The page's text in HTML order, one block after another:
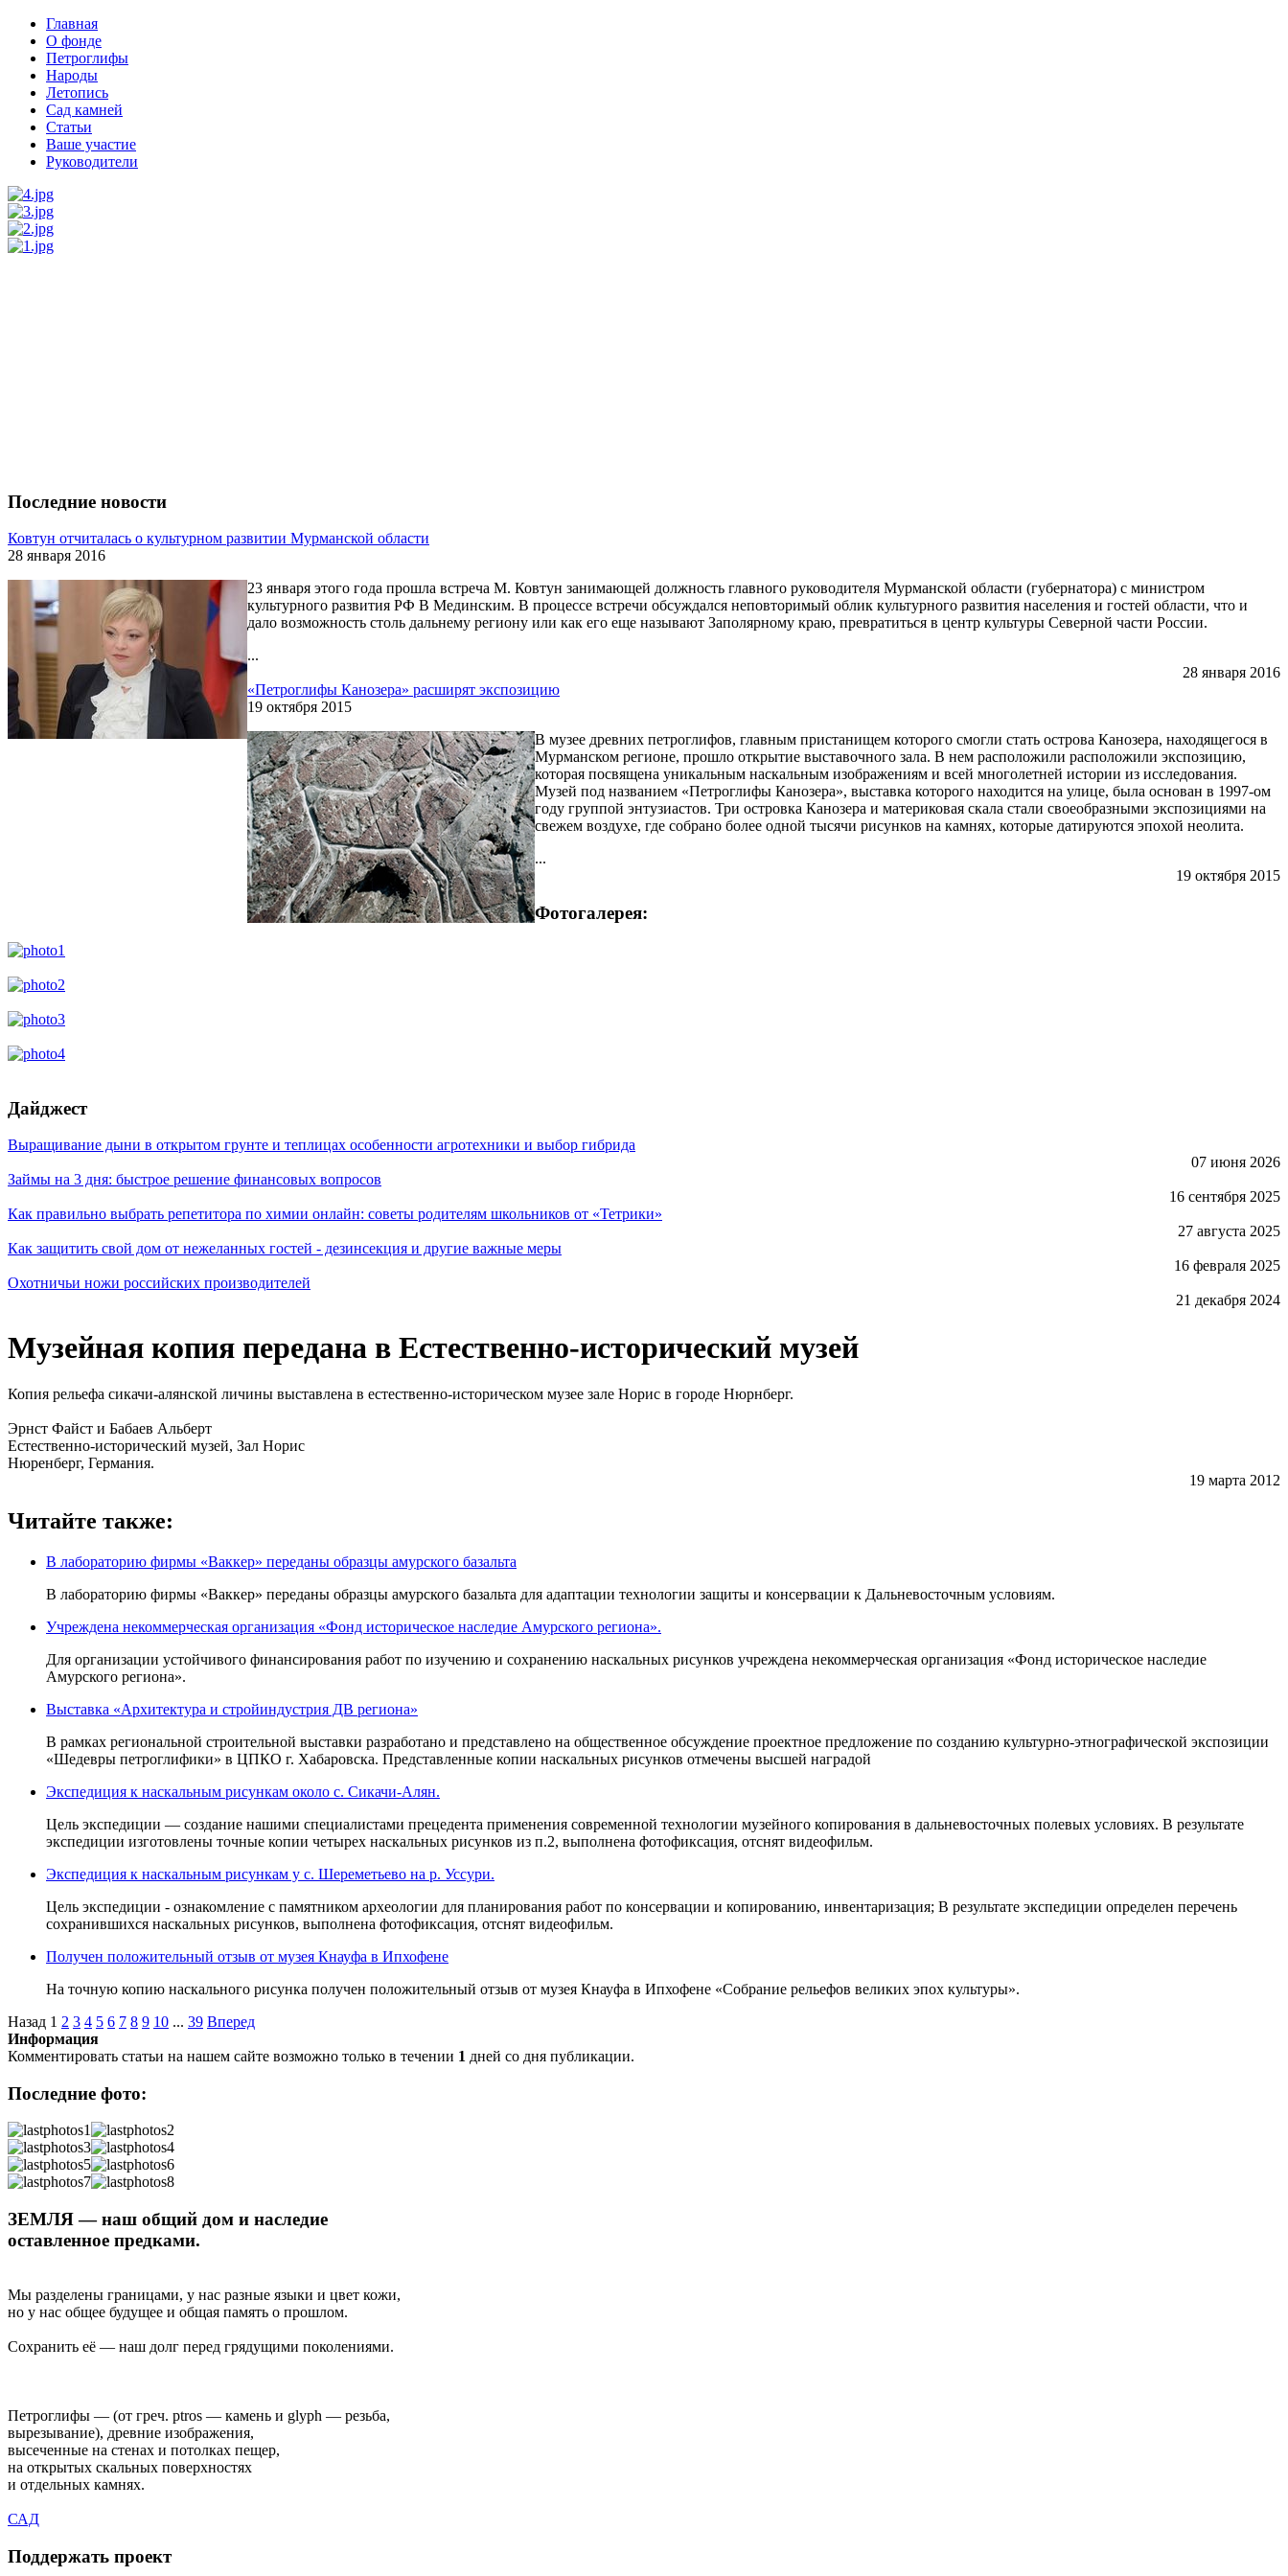
Главная
О фонде
Петроглифы
Народы
Летопись
Сад камней
Статьи
Ваше участие
Руководители
Последние новости
Ковтун отчиталась о культурном развитии Мурманской области
28 января 2016
23 января этого года прошла встреча М. Ковтун занимающей должность главного руководителя Мурманской области (губернатора) с министром
культурного развития РФ В Мединским. В процессе встречи обсуждался неповторимый облик культурного развития населения и гостей области, что и
дало возможность столь дальнему региону или как его еще называют Заполярному краю, превратиться в центр культуры Северной части России.
...
28 января 2016
«Петроглифы Канозера» расширят экспозицию
19 октября 2015
В музее древних петроглифов, главным пристанищем которого смогли стать острова Канозера, находящегося в
Мурманском регионе, прошло открытие выставочного зала. В нем расположили расположили экспозицию,
которая посвящена уникальным наскальным изображениям и всей многолетней истории из исследования.
Музей под названием «Петроглифы Канозера», выставка которого находится на улице, была основан в 1997-ом
году группой энтузиастов. Три островка Канозера и материковая скала стали своеобразными экспозициями на
свежем воздухе, где собрано более одной тысячи рисунков на камнях, которые датируются эпохой неолита.
...
19 октября 2015
Фотогалерея:
Дайджест
Выращивание дыни в открытом грунте и теплицах особенности агротехники и выбор гибрида
07 июня 2026
Займы на 3 дня: быстрое решение финансовых вопросов
16 сентября 2025
Как правильно выбрать репетитора по химии онлайн: советы родителям школьников от «Тетрики»
27 августа 2025
Как защитить свой дом от нежеланных гостей - дезинсекция и другие важные меры
16 февраля 2025
Охотничьи ножи российских производителей
21 декабря 2024
Музейная копия передана в Естественно-исторический музей
Копия рельефа сикачи-алянской личины выставлена в естественно-историческом музее зале Норис в городе Нюрнберг.
Эрнст Файст и Бабаев Альберт
Естественно-исторический музей, Зал Норис
Нюренберг, Германия.
19 марта 2012
Читайте также:
В лабораторию фирмы «Ваккер» переданы образцы амурского базальта
В лабораторию фирмы «Ваккер» переданы образцы амурского базальта для адаптации технологии защиты и консервации к Дальневосточным условиям.
Учреждена некоммерческая организация «Фонд историческое наследие Амурского региона».
Для организации устойчивого финансирования работ по изучению и сохранению наскальных рисунков учреждена некоммерческая организация «Фонд историческое наследие
Амурского региона».
Выставка «Архитектура и стройиндустрия ДВ региона»
В рамках региональной строительной выставки разработано и представлено на общественное обсуждение проектное предложение по созданию культурно-этнографической экспозиции
«Шедевры петроглифики» в ЦПКО г. Хабаровска. Представленные копии наскальных рисунков отмечены высшей наградой
Экспедиция к наскальным рисункам около с. Сикачи-Алян.
Цель экспедиции — создание нашими специалистами прецедента применения современной технологии музейного копирования в дальневосточных полевых условиях. В результате
экспедиции изготовлены точные копии четырех наскальных рисунков из п.2, выполнена фотофиксация, отснят видеофильм.
Экспедиция к наскальным рисункам у с. Шереметьево на р. Уссури.
Цель экспедиции - ознакомление с памятником археологии для планирования работ по консервации и копированию, инвентаризация; В результате экспедиции определен перечень
сохранившихся наскальных рисунков, выполнена фотофиксация, отснят видеофильм.
Получен положительный отзыв от музея Кнауфа в Ипхофене
На точную копию наскального рисунка получен положительный отзыв от музея Кнауфа в Ипхофене «Собрание рельефов великих эпох культуры».
Назад 1 2 3 4 5 6 7 8 9 10 ... 39 Вперед
Информация
Комментировать статьи на нашем сайте возможно только в течении 1 дней со дня публикации.
Последние фото:
ЗЕМЛЯ — наш общий дом и наследие
оставленное предками.
Мы разделены границами, у нас разные языки и цвет кожи,
но у нас общее будущее и общая память о прошлом.
Сохранить её — наш долг перед грядущими поколениями.
Петроглифы — (от греч. ptros — камень и glyph — резьба,
вырезывание), древние изображения,
высеченные на стенах и потолках пещер,
на открытых скальных поверхностях
и отдельных камнях.
САД
Поддержать проект